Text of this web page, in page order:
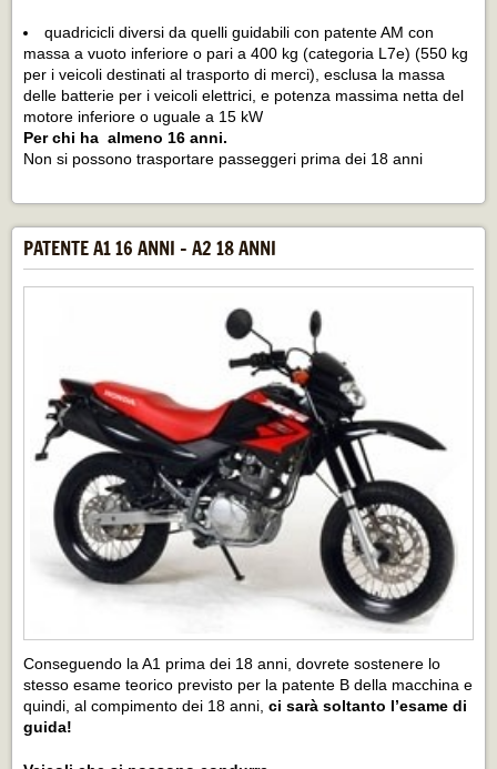
quadricicli diversi da quelli guidabili con patente AM con
massa a vuoto inferiore o pari a 400 kg (categoria L7e) (550 kg
per i veicoli destinati al trasporto di merci), esclusa la massa
delle batterie per i veicoli elettrici, e potenza massima netta del
motore inferiore o uguale a 15 kW
Per chi ha almeno 16 anni.
Non si possono trasportare passeggeri prima dei 18 anni
PATENTE A1 16 ANNI - A2 18 ANNI
Conseguendo la A1 prima dei 18 anni, dovrete sostenere lo
stesso esame teorico previsto per la patente B della macchina e
quindi, al compimento dei 18 anni, ci sarà soltanto l’esame di
guida!